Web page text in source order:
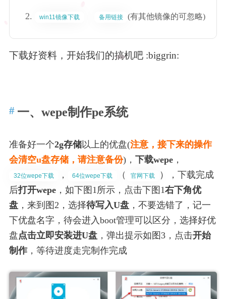
说说
win11镜像下载 备用链接 (有其他镜像的可忽略)
下载好资料，开始我们的搞机吧 :biggrin:
一、wepe制作pe系统
准备好一个2g存储以上的优盘(注意，接下来的操作
会清空u盘存储，请注意备份)， 下载wepe，
32位wepe下载 ， 64位wepe下载 （ 官网下载
），下载完成
后打开wepe，如下图1所示，点击下图1右下角优
盘，来到图2，选择待写入U盘，不要选错了，记一
下优盘名字，待会进入boot管理可以区分，选择好优
盘点击立即安装进U盘，弹出提示如图3，点击开始
制作，等待进度走完制作完成